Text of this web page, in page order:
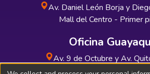
Av. Daniel León Borja y
Mall del Centro - Primer
Oficina
Av. 9 de Octubre y Av.
INDUAUTO - Planta